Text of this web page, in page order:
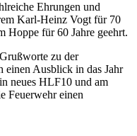
Ehrungen und
Karl-Heinz Vogt für 70
Hoppe für 60 Jahre geehrt.
zu der
einen Ausblick in das Jahr
neues HLF10 und am
Feuerwehr einen